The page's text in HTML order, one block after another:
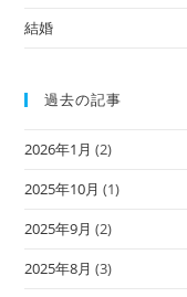
結婚
過去の記事
2026年1月 (2)
2025年10月 (1)
2025年9月 (2)
2025年8月 (3)